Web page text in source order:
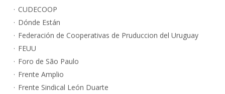
CUDECOOP
Dónde Están
Federación de Cooperativas de Pruduccion del Uruguay
FEUU
Foro de São Paulo
Frente Amplio
Frente Sindical León Duarte